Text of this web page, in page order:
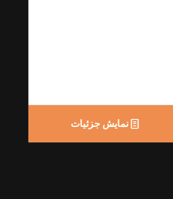
نمایش جزئیات